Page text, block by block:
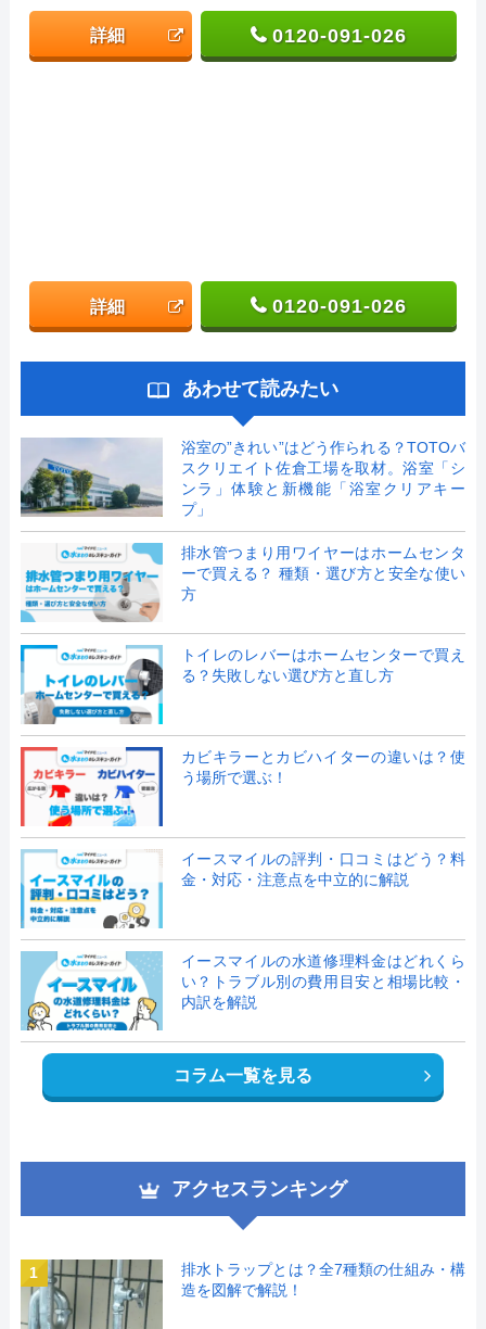
詳細 0120-091-026
詳細 0120-091-026
あわせて読みたい
浴室の”きれい”はどう作られる？TOTOバ
スクリエイト佐倉工場を取材。浴室「シ
ンラ」体験と新機能「浴室クリアキー
プ」
排水管つまり用ワイヤーはホームセンタ
ーで買える？ 種類・選び方と安全な使い
方
トイレのレバーはホームセンターで買え
る？失敗しない選び方と直し方
カビキラーとカビハイターの違いは？使
う場所で選ぶ！
イースマイルの評判・口コミはどう？料
金・対応・注意点を中立的に解説
イースマイルの水道修理料金はどれくら
い？トラブル別の費用目安と相場比較・
内訳を解説
コラム一覧を見る
アクセスランキング
1
排水トラップとは？全7種類の仕組み・構
造を図解で解説！